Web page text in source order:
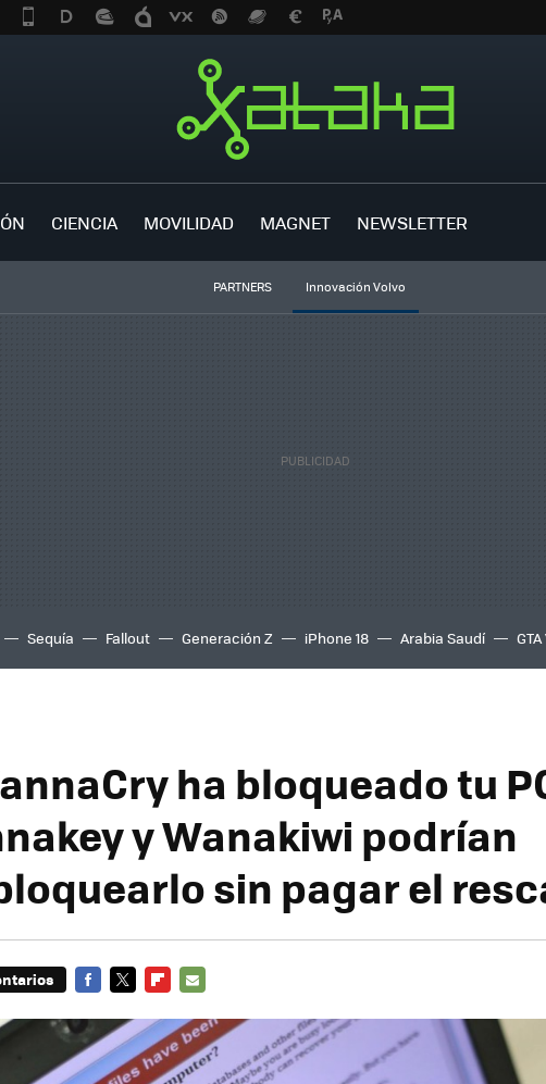
CIENCIA MOVILIDAD MAGNET NEWSLETTER
PARTNERS Innovación Volvo
Sequía Fallout Generación Z iPhone 18 Arabia Saudí GTA
ha bloqueado tu
y Wanakiwi podrían
sin pagar el
MAIL